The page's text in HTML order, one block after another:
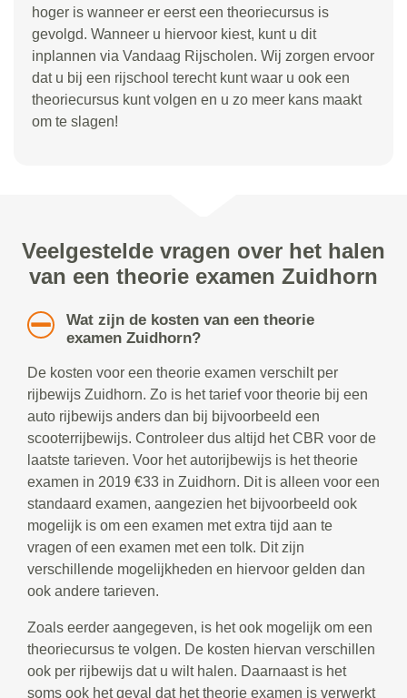
hoger is wanneer er eerst een theoriecursus is
gevolgd. Wanneer u hiervoor kiest, kunt u dit
inplannen via Vandaag Rijscholen. Wij zorgen ervoor
dat u bij een rijschool terecht kunt waar u ook een
theoriecursus kunt volgen en u zo meer kans maakt
om te slagen!
Veelgestelde vragen over het halen
van een theorie examen Zuidhorn
Wat zijn de kosten van een theorie
examen Zuidhorn?
De kosten voor een theorie examen verschilt per
rijbewijs Zuidhorn. Zo is het tarief voor theorie bij een
auto rijbewijs anders dan bij bijvoorbeeld een
scooterrijbewijs. Controleer dus altijd het CBR voor de
laatste tarieven. Voor het autorijbewijs is het theorie
examen in 2019 €33 in Zuidhorn. Dit is alleen voor een
standaard examen, aangezien het bijvoorbeeld ook
mogelijk is om een examen met extra tijd aan te
vragen of een examen met een tolk. Dit zijn
verschillende mogelijkheden en hiervoor gelden dan
ook andere tarieven.
Zoals eerder aangegeven, is het ook mogelijk om een
theoriecursus te volgen. De kosten hiervan verschillen
ook per rijbewijs dat u wilt halen. Daarnaast is het
soms ook het geval dat het theorie examen is verwerkt